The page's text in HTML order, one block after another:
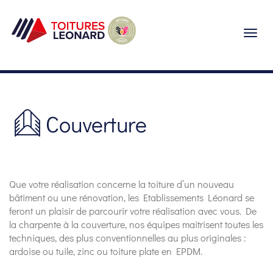
Couverture
Que votre réalisation concerne la toiture d’un nouveau
bâtiment ou une rénovation, les Etablissements Léonard se
feront un plaisir de parcourir votre réalisation avec vous. De
la charpente à la couverture, nos équipes maitrisent toutes les
techniques, des plus conventionnelles au plus originales :
ardoise ou tuile, zinc ou toiture plate en EPDM.